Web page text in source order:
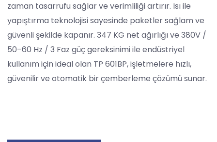
zaman tasarrufu sağlar ve verimliliği artırır. Isı ile
yapıştırma teknolojisi sayesinde paketler sağlam ve
güvenli şekilde kapanır. 347 KG net ağırlığı ve 380V /
50–60 Hz / 3 Faz güç gereksinimi ile endüstriyel
kullanım için ideal olan TP 601BP, işletmelere hızlı,
güvenilir ve otomatik bir çemberleme çözümü sunar.